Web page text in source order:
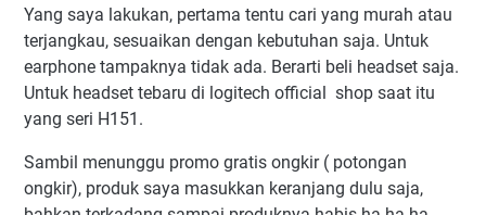
Yang saya lakukan, pertama tentu cari yang murah atau
terjangkau, sesuaikan dengan kebutuhan saja. Untuk
earphone tampaknya tidak ada. Berarti beli headset saja.
Untuk headset tebaru di logitech official shop saat itu
yang seri H151.
Sambil menunggu promo gratis ongkir ( potongan
ongkir), produk saya masukkan keranjang dulu saja,